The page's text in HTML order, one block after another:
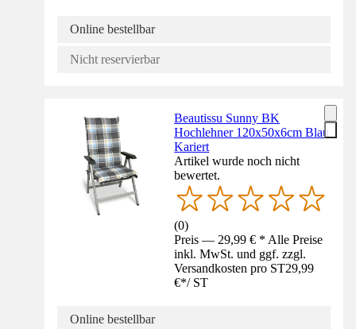
Online bestellbar
Nicht reservierbar
Beautissu Sunny BK
Hochlehner 120x50x6cm Blau
Kariert
Artikel wurde noch nicht
bewertet.
(0)
Preis — 29,99 € * Alle Preise
inkl. MwSt. und ggf. zzgl.
Versandkosten pro ST29,99
€*/ ST
Online bestellbar